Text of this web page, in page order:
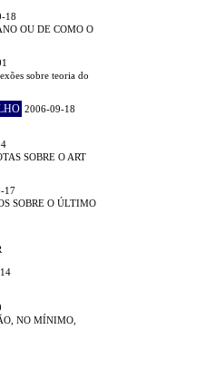
18
OU DE COMO O
sobre teoria do
2006-09-18
SOBRE O ART
17
SOBRE O ÚLTIMO
NO MÍNIMO,